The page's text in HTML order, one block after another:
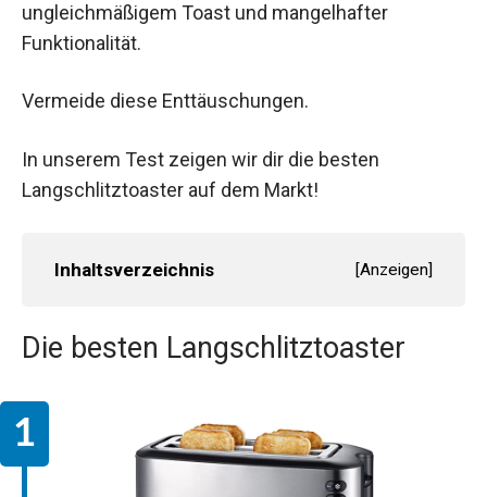
ungleichmäßigem Toast und mangelhafter
Funktionalität.
Vermeide diese Enttäuschungen.
In unserem Test zeigen wir dir die besten
Langschlitztoaster auf dem Markt!
Inhaltsverzeichnis [Anzeigen]
Die besten Langschlitztoaster